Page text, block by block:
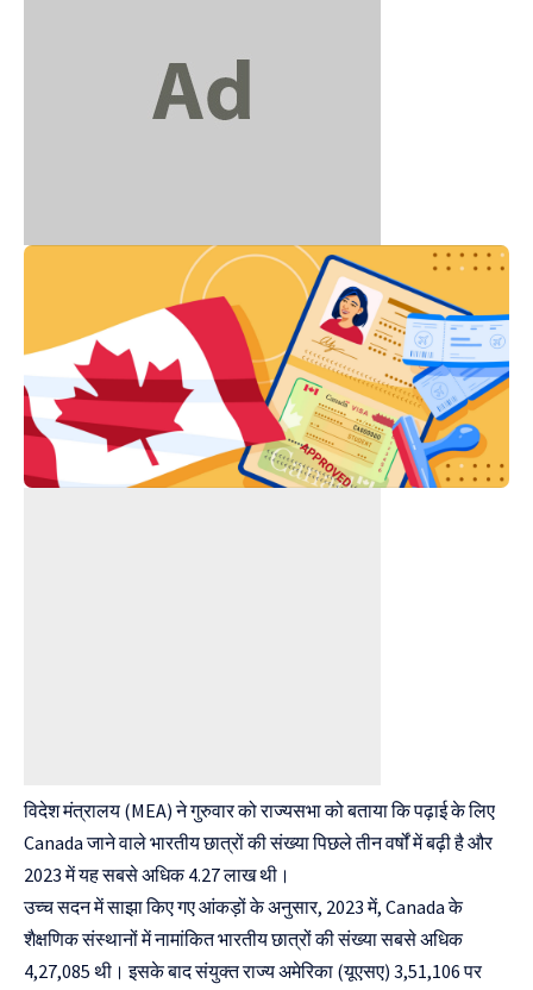
विदेश मंत्रालय (MEA) ने गुरुवार को राज्यसभा को बताया कि पढ़ाई के लिए
Canada जाने वाले भारतीय छात्रों की संख्या पिछले तीन वर्षों में बढ़ी है और
2023 में यह सबसे अधिक 4.27 लाख थी।
उच्च सदन में साझा किए गए आंकड़ों के अनुसार, 2023 में, Canada के
शैक्षणिक संस्थानों में नामांकित भारतीय छात्रों की संख्या सबसे अधिक
4,27,085 थी। इसके बाद संयुक्त राज्य अमेरिका (यूएसए) 3,51,106 पर